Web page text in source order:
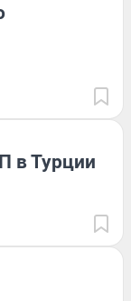
в Турции